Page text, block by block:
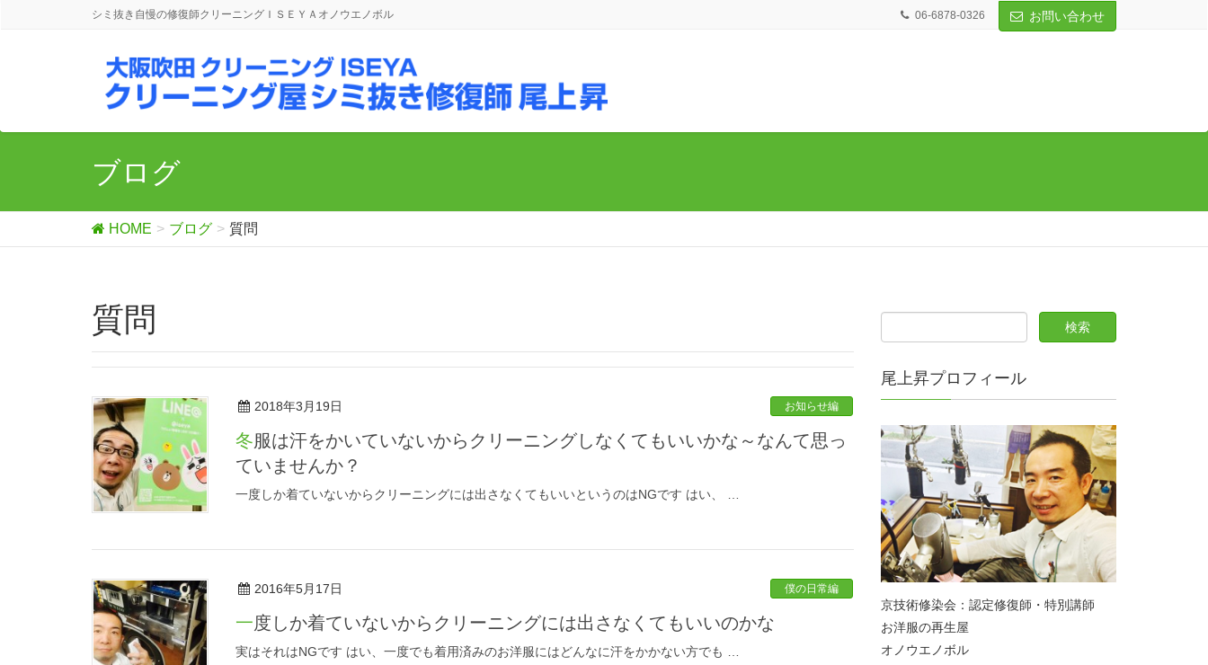
シミ抜き自慢の修復師クリーニングＩＳＥＹＡオノウエノボル 06-6878-0326 お問い合わせ
ブログ
HOME ブログ 質問
質問
2018年3月19日 お知らせ編
冬服は汗をかいていないからクリーニングしなくてもいいかな～なんて思っ
ていませんか？
一度しか着ていないからクリーニングには出さなくてもいいというのはNGです はい、 …
2016年5月17日 僕の日常編
一度しか着ていないからクリーニングには出さなくてもいいのかな
実はそれはNGです はい、一度でも着用済みのお洋服にはどんなに汗をかかない方でも …
尾上昇プロフィール
京技術修染会：認定修復師・特別講師
お洋服の再生屋
オノウエノボル